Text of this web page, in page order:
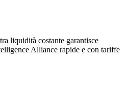
liquidità costante garantisce
Alliance rapide e con tariffe